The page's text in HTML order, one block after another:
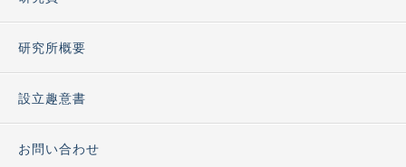
研究所概要
設立趣意書
お問い合わせ